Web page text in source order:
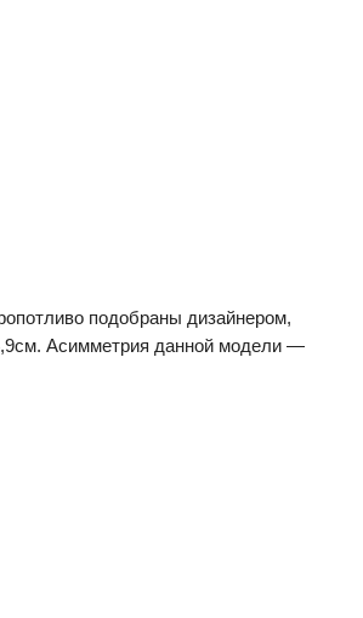
подобраны дизайнером,
Асимметрия данной модели —